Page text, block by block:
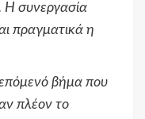
Η συνεργασία
πραγματικά η
βήμα που
πλέον το